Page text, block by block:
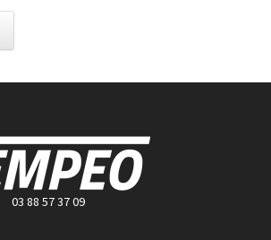
03 88 57 37 09